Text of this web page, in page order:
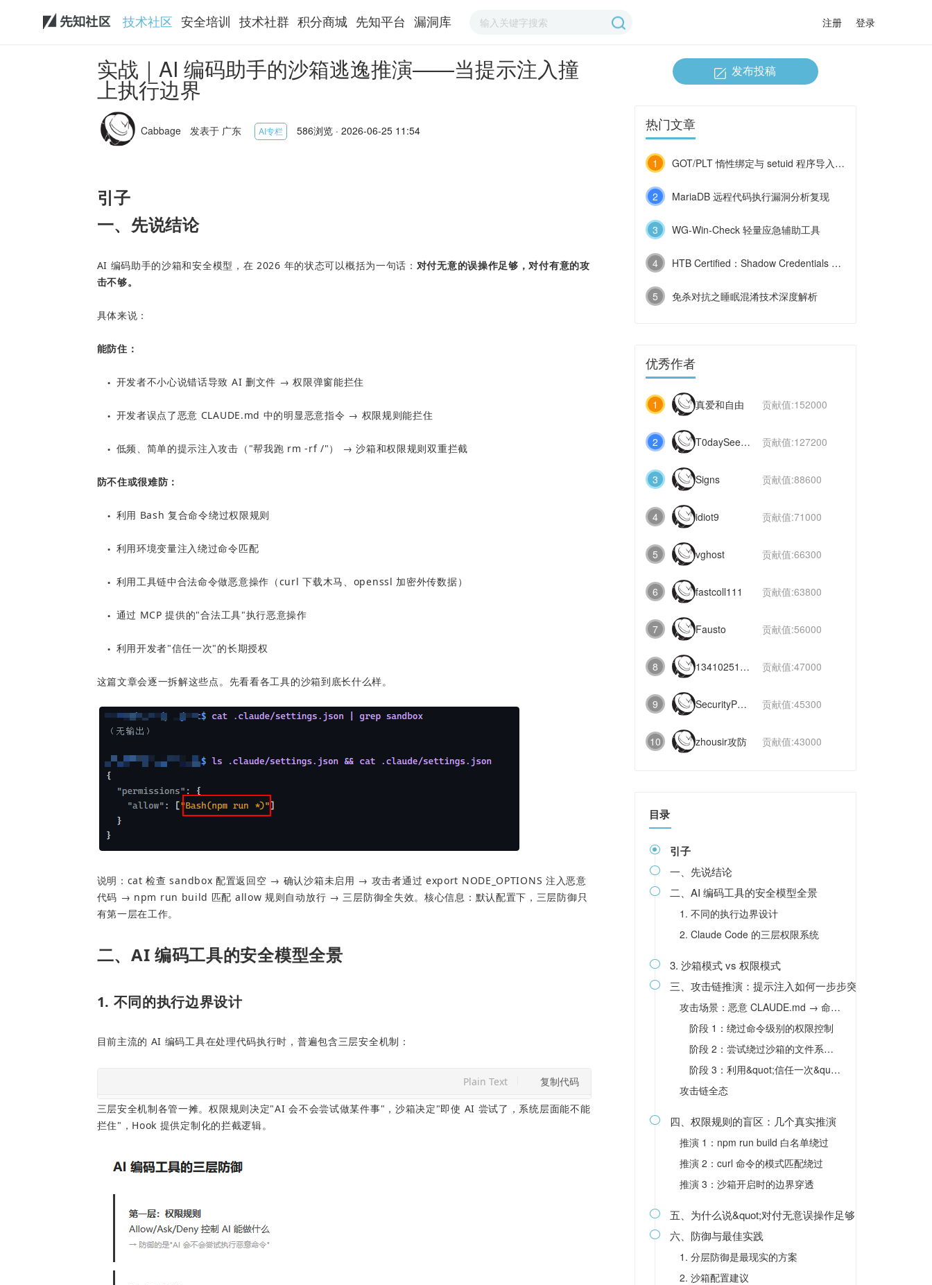
技术社区 安全培训 技术社群 积分商城 先知平台 漏洞库 注册 登录
实战｜AI 编码助手的沙箱逃逸推演——当提示注入撞
上执行边界
Cabbage 发表于 广东 AI专栏 586浏览 · 2026-06-25 11:54
引子
一、先说结论
AI 编码助手的沙箱和安全模型，在 2026 年的状态可以概括为一句话： 对付无意的误操作足够，对付有意的攻
击不够。
具体来说：
能防住：
● 开发者不小心说错话导致 AI 删文件 → 权限弹窗能拦住
● 开发者误点了恶意 CLAUDE.md 中的明显恶意指令 → 权限规则能拦住
● 低频、简单的提示注入攻击（"帮我跑 rm -rf /"） → 沙箱和权限规则双重拦截
防不住或很难防：
● 利用 Bash 复合命令绕过权限规则
● 利用环境变量注入绕过命令匹配
● 利用工具链中合法命令做恶意操作（curl 下载木马、openssl 加密外传数据）
● 通过 MCP 提供的"合法工具"执行恶意操作
● 利用开发者"信任一次"的长期授权
这篇文章会逐一拆解这些点。先看看各工具的沙箱到底长什么样。
说明：cat 检查 sandbox 配置返回空 → 确认沙箱未启用 → 攻击者通过 export NODE_OPTIONS 注入恶意
代码 → npm run build 匹配 allow 规则自动放行 → 三层防御全失效。核心信息：默认配置下，三层防御只
有第一层在工作。
二、AI 编码工具的安全模型全景
1. 不同的执行边界设计
目前主流的 AI 编码工具在处理代码执行时，普遍包含三层安全机制：
Plain Text 复制代码
三层安全机制各管一摊。权限规则决定"AI 会不会尝试做某件事"，沙箱决定"即使 AI 尝试了，系统层面能不能
拦住"，Hook 提供定制化的拦截逻辑。
发布投稿
热门文章
1 GOT/PLT 惰性绑定与 setuid 程序导入函数劫持
2 MariaDB 远程代码执行漏洞分析复现
3 WG-Win-Check 轻量应急辅助工具
4 HTB Certified：Shadow Credentials 与 ESC9 的连环利用
5 免杀对抗之睡眠混淆技术深度解析
优秀作者
1 真爱和自由 贡献值:152000
2 T0daySeeker 贡献值:127200
3 Signs 贡献值:88600
4 idiot9 贡献值:71000
5 vghost 贡献值:66300
6 fastcoll111 贡献值:63800
7 Fausto 贡献值:56000
8 1341025112991831 贡献值:47000
9 SecurityPaper 贡献值:45300
10 zhousir攻防 贡献值:43000
目录
 引子
 一、先说结论
 二、AI 编码工具的安全模型全景
1. 不同的执行边界设计
2. Claude Code 的三层权限系统
 3. 沙箱模式 vs 权限模式
 三、攻击链推演：提示注入如何一步步突破边界
攻击场景：恶意 CLAUDE.md → 命令执行 → 逃逸尝试
阶段 1：绕过命令级别的权限控制
阶段 2：尝试绕过沙箱的文件系统限制
阶段 3：利用&quot;信任一次&quot;的长期授权
攻击链全态
 四、权限规则的盲区：几个真实推演
推演 1：npm run build 白名单绕过
推演 2：curl 命令的模式匹配绕过
推演 3：沙箱开启时的边界穿透
 五、为什么说&quot;对付无意误操作足够，对付有意攻击
 六、防御与最佳实践
1. 分层防御是最现实的方案
2. 沙箱配置建议